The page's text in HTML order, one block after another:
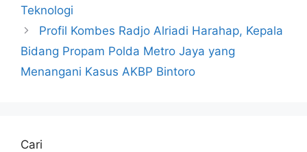
Teknologi
Profil Kombes Radjo Alriadi Harahap, Kepala
Bidang Propam Polda Metro Jaya yang
Menangani Kasus AKBP Bintoro
Cari